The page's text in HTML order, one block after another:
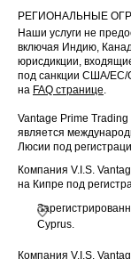
РЕГИОНАЛЬНЫЕ
Наши услуги не
включая Индию,
юрисдикции,
под санкции США/
на FAQ странице.
Vantage Prime
является
Люсии под
Компания V.I.S.
на Кипре под
Cyprus.
Компания V.I.S.